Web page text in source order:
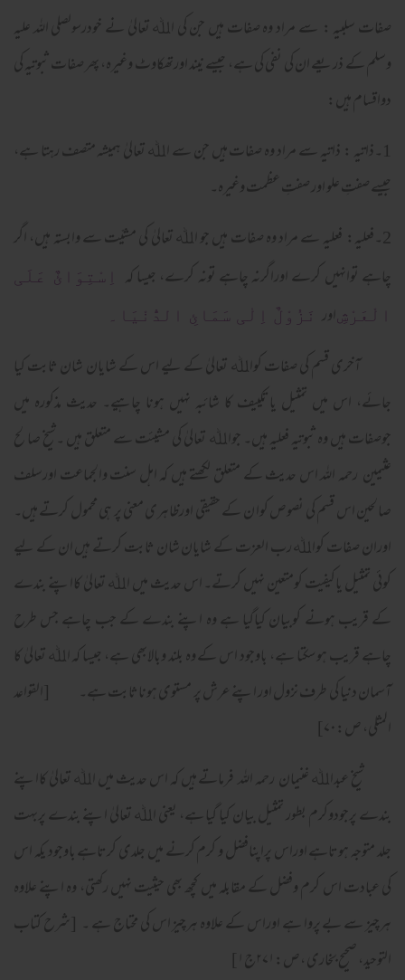
صفات سلبیہ : سے مراد وہ صفات ہیں جن کی اﷲ تعالیٰ نے خودرسولصلی اللہ علیہ
وسلم کے ذریعے ان کی نفی کی ہے، جیسے نیند اورتھکاوٹ وغیرہ، پھر صفات ثبوتیہ کی
دواقسام ہیں:
1۔ذاتیہ : ذاتیہ سے مراد وہ صفات ہیں جن سے اﷲ تعالیٰ ہمیشہ متصف رہتا ہے،
جیسے صفتِ علو اور صفتِ عظمت وغیرہ۔
2۔فعلیہ: فعلیہ سے مراد وہ صفات ہیں جو اﷲ تعالیٰ کی مشیّت سے وابستہ ہیں، اگر
چاہے توانہیں کرے اوراگرنہ چاہے تونہ کرے، جیسا کہ
اِسْتِوَائٌ عَلَی
الْعَرْشِ اور نَزُوْلٌ اِلٰی سَمَائِ الدُّنْیَا۔
آخری قسم کی صفات کواﷲ تعالیٰ کے لیے اس کے شایان شان ثابت کیا
جائے، اس میں تمثیل یاتکییف کا شائبہ نہیں ہونا چاہیے۔ حدیث مذکورہ میں
جوصفات ہیں وہ ثبوتیہ فعلیہ ہیں۔ جواﷲ تعالیٰ کی مشیئت سے متعلق ہیں ۔شیخ صالح
عثیمین رحمہ اللہ اس حدیث کے متعلق لکھتے ہیں کہ اہل سنت والجماعت اورسلف
صالحین اس قسم کی نصوص کوا ن کے حقیقی اورظاہری معنی پر ہی محمول کرتے ہیں۔
اوران صفات کواﷲ رب العزت کے شایان شان ثابت کرتے ہیں ان کے لیے
کوئی تمثیل یاکیفیت کومتعین نہیں کرتے۔ اس حدیث میں اﷲ تعالیٰ کااپنے بندے
کے قریب ہونے کوبیان کیاگیا ہے وہ اپنے بندے کے جب چاہے جس طرح
چاہے قریب ہو سکتا ہے، باوجود اس کے وہ بلند وبالابھی ہے، جیسا کہ اﷲ تعالیٰ کا
آسمان دنیا کی طرف نزول اور اپنے عرش پر مستوی ہوناثابت ہے۔ [القواعد
المثلی، ص:۷۰]
شیخ عبداﷲ غنیمان رحمہ اللہ فرماتے ہیں کہ اس حدیث میں اﷲ تعالیٰ کااپنے
بندے پرجودوکرم بطور تمثیل بیان کیا گیا ہے، یعنی اﷲ تعالیٰ اپنے بندے پربہت
جلد متوجہ ہوتاہے اوراس پراپنافضل و کرم کرنے میں جلدی کرتاہے باوجود یکہ اس
کی عبادت اس کرم وفضل کے مقابلہ میں کچھ بھی حیثیت نہیں رکھتی، وہ اپنے علاوہ
ہرچیز سے بے پروا ہے اوراس کے علاوہ ہرچیز اس کی محتاج ہے ۔ [شرح کتاب
التوحید، صحیح بخاری ،ص:۲۷۱ج۱]